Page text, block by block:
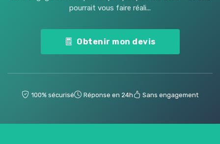
pourrait vous faire réali...
Obtenir mon devis
100% sécurisé Réponse en 24h Sans engagement